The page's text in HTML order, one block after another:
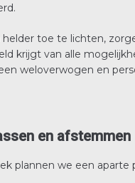
helder toe te lichten,
krijgt van alle
weloverwogen en
en afstemmen
plannen we een aparte